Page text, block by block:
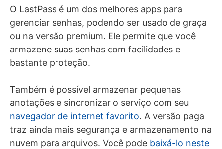
O LastPass é um dos melhores apps para
gerenciar senhas, podendo ser usado de graça
ou na versão premium. Ele permite que você
armazene suas senhas com facilidades e
bastante proteção.
Também é possível armazenar pequenas
anotações e sincronizar o serviço com seu
navegador de internet favorito. A versão paga
traz ainda mais segurança e armazenamento na
nuvem para arquivos. Você pode baixá-lo neste